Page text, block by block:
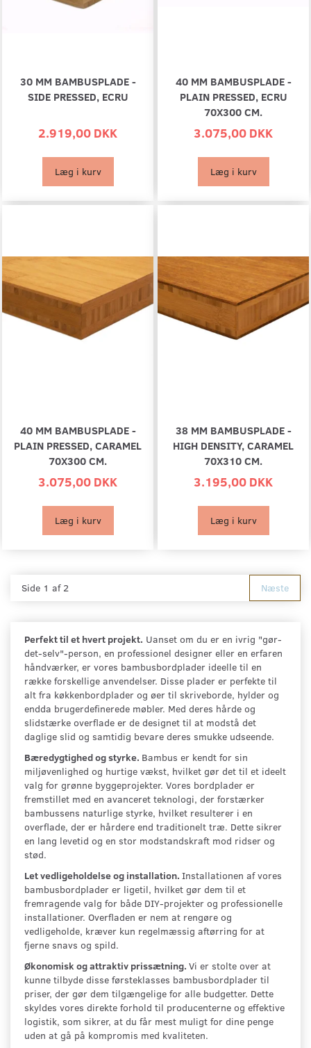
30 MM BAMBUSPLADE -
SIDE PRESSED, ECRU
2.919,00 DKK
Læg i kurv
40 MM BAMBUSPLADE -
PLAIN PRESSED, ECRU
70X300 CM.
3.075,00 DKK
Læg i kurv
40 MM BAMBUSPLADE -
PLAIN PRESSED, CARAMEL
70X300 CM.
3.075,00 DKK
Læg i kurv
38 MM BAMBUSPLADE -
HIGH DENSITY, CARAMEL
70X310 CM.
3.195,00 DKK
Læg i kurv
Side 1 af 2 Næste
Perfekt til et hvert projekt. Uanset om du er en ivrig "gør-
det-selv"-person, en professionel designer eller en erfaren
håndværker, er vores bambusbordplader ideelle til en
række forskellige anvendelser. Disse plader er perfekte til
alt fra køkkenbordplader og øer til skriveborde, hylder og
endda brugerdefinerede møbler. Med deres hårde og
slidstærke overflade er de designet til at modstå det
daglige slid og samtidig bevare deres smukke udseende.
Bæredygtighed og styrke. Bambus er kendt for sin
miljøvenlighed og hurtige vækst, hvilket gør det til et ideelt
valg for grønne byggeprojekter. Vores bordplader er
fremstillet med en avanceret teknologi, der forstærker
bambussens naturlige styrke, hvilket resulterer i en
overflade, der er hårdere end traditionelt træ. Dette sikrer
en lang levetid og en stor modstandskraft mod ridser og
stød.
Let vedligeholdelse og installation. Installationen af vores
bambusbordplader er ligetil, hvilket gør dem til et
fremragende valg for både DIY-projekter og professionelle
installationer. Overfladen er nem at rengøre og
vedligeholde, kræver kun regelmæssig aftørring for at
fjerne snavs og spild.
Økonomisk og attraktiv prissætning. Vi er stolte over at
kunne tilbyde disse førsteklasses bambusbordplader til
priser, der gør dem tilgængelige for alle budgetter. Dette
skyldes vores direkte forhold til producenterne og effektive
logistik, som sikrer, at du får mest muligt for dine penge
uden at gå på kompromis med kvaliteten.